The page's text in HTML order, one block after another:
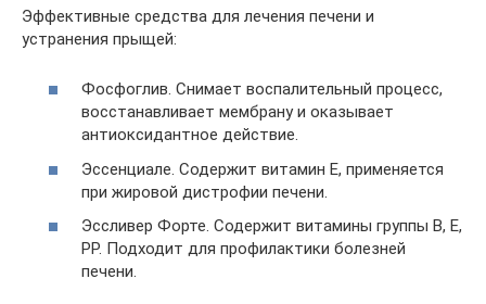
Эффективные средства для лечения печени и
устранения прыщей:
Фосфоглив. Снимает воспалительный процесс,
восстанавливает мембрану и оказывает
антиоксидантное действие.
Эссенциале. Содержит витамин Е, применяется
при жировой дистрофии печени.
Эссливер Форте. Содержит витамины группы В, Е,
РР. Подходит для профилактики болезней
печени.